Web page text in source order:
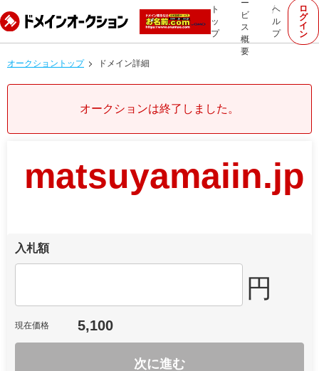
ト
ッ
プ
ー
ビ
ス
概
要
ヘ
ル
プ
ロ
グ
イ
ン
オークショントップ ドメイン詳細
オークションは終了しました。
matsuyamaiin.jp
入札額
円
現在価格 5,100
次に進む